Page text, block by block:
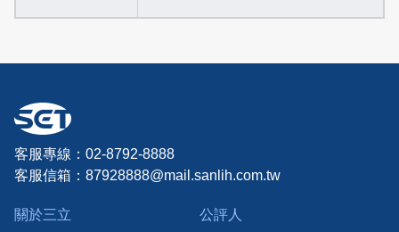
客服專線：02-8792-8888
客服信箱： 87928888@mail.sanlih.com.tw
關於三立 公評人